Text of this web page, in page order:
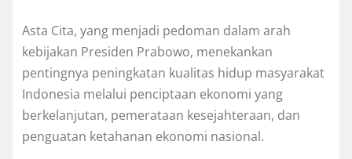
Asta Cita, yang menjadi pedoman dalam arah
kebijakan Presiden Prabowo, menekankan
pentingnya peningkatan kualitas hidup masyarakat
Indonesia melalui penciptaan ekonomi yang
berkelanjutan, pemerataan kesejahteraan, dan
penguatan ketahanan ekonomi nasional.